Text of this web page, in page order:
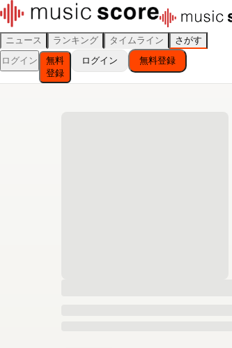
ニュース ランキング タイムライン
さがす
ログイン
無料
登録
ログイン 無料登録